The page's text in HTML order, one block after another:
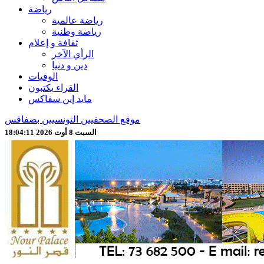
رياضة
رياضة عالمية
رياضة وطنية
ثقافة و إعلام
الرأي الآخر
دين و دنيا
الوفيات
القراء يكتبون
مايد إين سفاكس
موقع الصحفيين التونسيين بصفاقس
السبت 8 أوت 2026 18:04:14